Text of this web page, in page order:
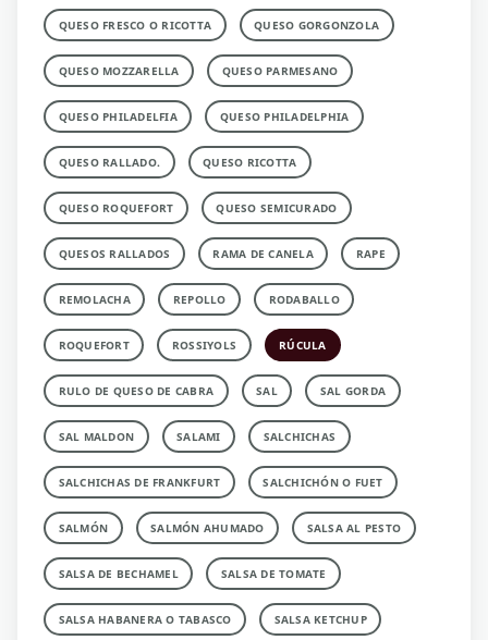
QUESO FRESCO O RICOTTA QUESO GORGONZOLA
QUESO MOZZARELLA QUESO PARMESANO
QUESO PHILADELFIA QUESO PHILADELPHIA
QUESO RALLADO. QUESO RICOTTA
QUESO ROQUEFORT QUESO SEMICURADO
QUESOS RALLADOS RAMA DE CANELA RAPE
REMOLACHA REPOLLO RODABALLO
ROQUEFORT ROSSIYOLS RÚCULA
RULO DE QUESO DE CABRA SAL SAL GORDA
SAL MALDON SALAMI SALCHICHAS
SALCHICHAS DE FRANKFURT SALCHICHÓN O FUET
SALMÓN SALMÓN AHUMADO SALSA AL PESTO
SALSA DE BECHAMEL SALSA DE TOMATE
SALSA HABANERA O TABASCO SALSA KETCHUP